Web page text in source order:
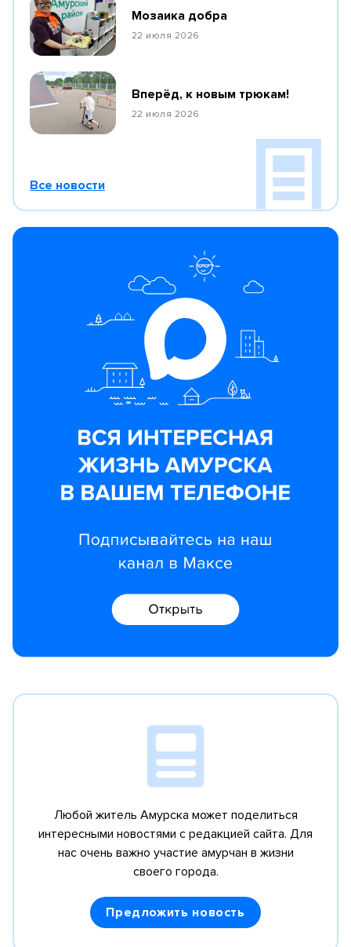
Мозаика добра
22 июля 2026
Вперёд, к новым трюкам!
22 июля 2026
Все новости
Любой житель Амурска может поделиться
интересными новостями с редакцией сайта. Для
нас очень важно участие амурчан в жизни
своего города.
Предложить новость